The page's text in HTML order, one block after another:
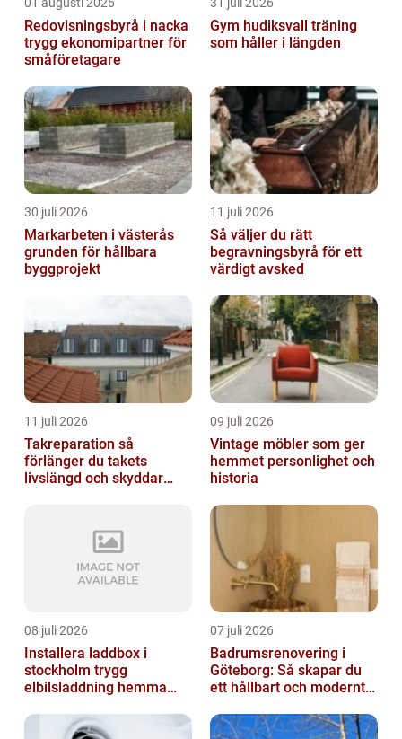
Redovisningsbyrå i nacka
trygg ekonomipartner för
småföretagare
Gym hudiksvall träning
som håller i längden
30 juli 2026
Markarbeten i västerås
grunden för hållbara
byggprojekt
11 juli 2026
Så väljer du rätt
begravningsbyrå för ett
värdigt avsked
11 juli 2026
Takreparation så
förlänger du takets
livslängd och skyddar
09 juli 2026
Vintage möbler som ger
hemmet personlighet och
historia
08 juli 2026
Installera laddbox i
stockholm trygg
elbilsladdning hemma
07 juli 2026
Badrumsrenovering i
Göteborg: Så skapar du
ett hållbart och modernt